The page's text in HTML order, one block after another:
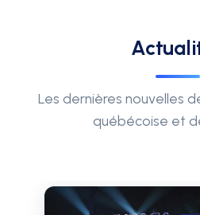
Les dernières nouvelles
québécoise et